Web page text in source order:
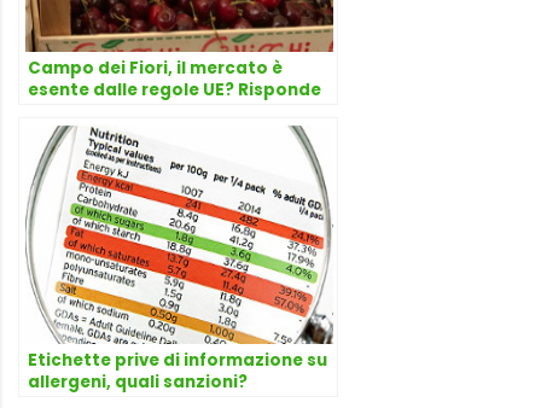
Campo dei Fiori, il mercato è
esente dalle regole UE? Risponde
Etichette prive di informazione su
allergeni, quali sanzioni?